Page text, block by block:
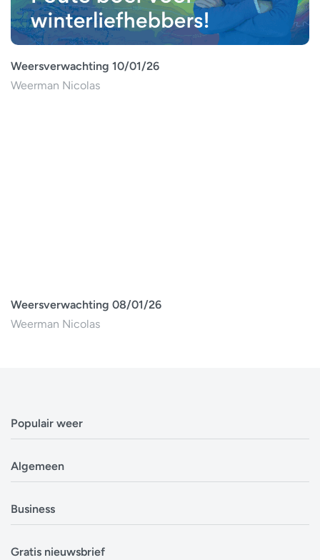
Weersverwachting 10/01/26
Weerman Nicolas
Weersverwachting 08/01/26
Weerman Nicolas
Populair weer
Weerbericht Brussel
Weerbericht Eindhoven
Alle locaties in België
Algemeen
Privacyverklaring
Disclaimer
Business
Gratis nieuwsbrief